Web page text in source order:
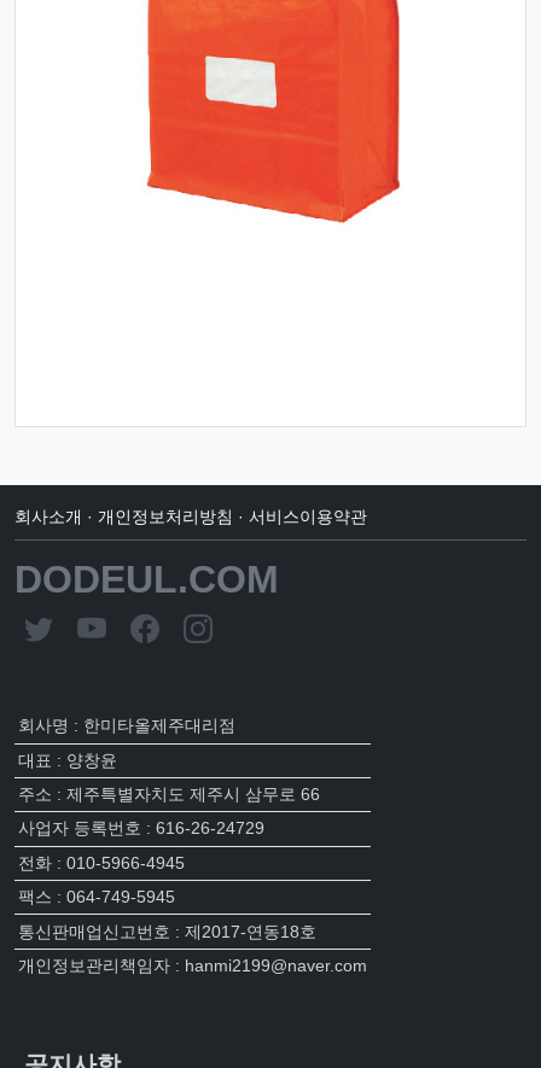
회사소개 · 개인정보처리방침 · 서비스이용약관
DODEUL.COM
회사명 : 한미타올제주대리점
대표 : 양창윤
주소 : 제주특별자치도 제주시 삼무로 66
사업자 등록번호 : 616-26-24729
전화 : 010-5966-4945
팩스 : 064-749-5945
통신판매업신고번호 : 제2017-연동18호
개인정보관리책임자 : hanmi2199@naver.com